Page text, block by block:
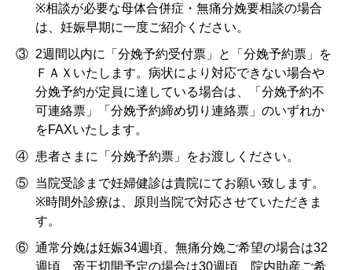
※相談が必要な母体合併症・無痛分娩要相談の場合
は、妊娠早期に一度ご紹介ください。
③ 2週間以内に「分娩予約受付票」と「分娩予約票」を
ＦＡＸいたします。病状により対応できない場合や
分娩予約が定員に達している場合は、「分娩予約不
可連絡票」「分娩予約締め切り連絡票」のいずれか
をFAXいたします。
④ 患者さまに「分娩予約票」をお渡しください。
⑤ 当院受診まで妊婦健診は貴院にてお願い致します。
※時間外診療は、原則当院で対応させていただきま
す。
⑥ 通常分娩は妊娠34週頃、無痛分娩ご希望の場合は32
週頃、帝王切開予定の場合は30週頃、院内助産ご希